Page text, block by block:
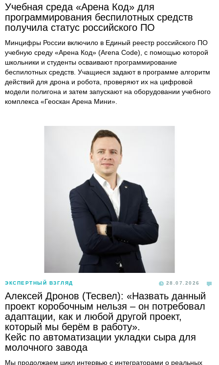
Учебная среда «Арена Код» для
программирования беспилотных средств
получила статус российского ПО
Минцифры России включило в Единый реестр российского ПО
учебную среду «Арена Код» (Arena Code), с помощью которой
школьники и студенты осваивают программирование
беспилотных средств. Учащиеся задают в программе алгоритм
действий для дрона и робота, проверяют их на цифровой
модели полигона и затем запускают на оборудовании учебного
комплекса «Геоскан Арена Мини».
ЭКСПЕРТНЫЙ ВЗГЛЯД 28.07.2026
Алексей Дронов (Тесвел): «Назвать данный
проект коробочным нельзя – он потребовал
адаптации, как и любой другой проект,
который мы берём в работу».
Кейс по автоматизации укладки сыра для
молочного завода
Мы продолжаем цикл интервью с интеграторами о реальных